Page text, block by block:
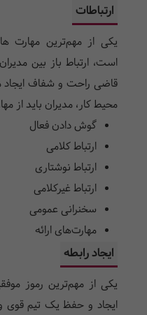
ارتباطات
یکی از مهم‌ترین مهارت
است، ارتباط باز بین
قاضی راحت و شفاف ایجاد
محیط کار، مدیران باید از
گوش دادن فعال
ارتباط کلامی
ارتباط نوشتاری
ارتباط غیرکلامی
سخنرانی عمومی
مهارت‌های ارائه
ایجاد رابطه
یکی از مهم‌ترین رموز
ایجاد و حفظ یک تیم